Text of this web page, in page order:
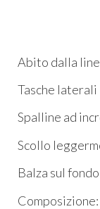
Abito dalla
Tasche laterali
Spalline ad
Scollo
Balza sul fondo